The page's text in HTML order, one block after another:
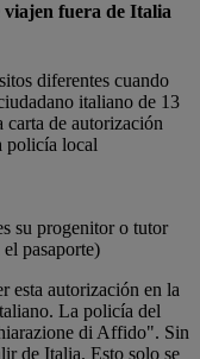
viajen fuera de Italia
diferentes cuando
italiano de 13
carta de autorización
policía local
su progenitor o tutor
pasaporte)
esta autorización en la
La policía del
di Affido". Sin
de Italia. Esto solo se